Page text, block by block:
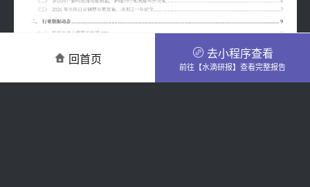
回首页 去小程序查看
前往【水滴研报】查看完整报告